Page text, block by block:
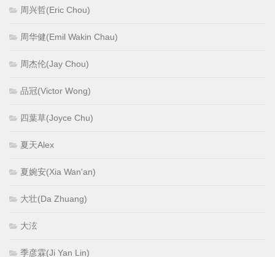
周兴哲(Eric Chou)
周华健(Emil Wakin Chau)
周杰伦(Jay Chou)
品冠(Victor Wong)
四葉草(Joyce Chu)
夏天Alex
夏婉安(Xia Wan'an)
大壮(Da Zhuang)
大泫
季彦霖(Ji Yan Lin)